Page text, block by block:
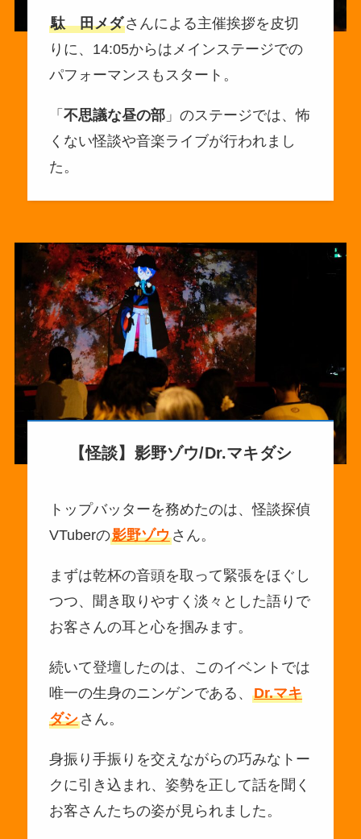
駄ゞ田メダさんによる主催挨拶を皮切
りに、14:05からはメインステージでの
パフォーマンスもスタート。
「 不思議な昼の部」のステージでは、怖
くない怪談や音楽ライブが行われまし
た。
【怪談】影野ゾウ/Dr.マキダシ
トップバッターを務めたのは、怪談探偵
VTuberの影野ゾウさん。
まずは乾杯の音頭を取って緊張をほぐし
つつ、聞き取りやすく淡々とした語りで
お客さんの耳と心を掴みます。
続いて登壇したのは、このイベントでは
唯一の生身のニンゲンである、 Dr.マキ
ダシさん。
身振り手振りを交えながらの巧みなトー
クに引き込まれ、姿勢を正して話を聞く
お客さんたちの姿が見られました。